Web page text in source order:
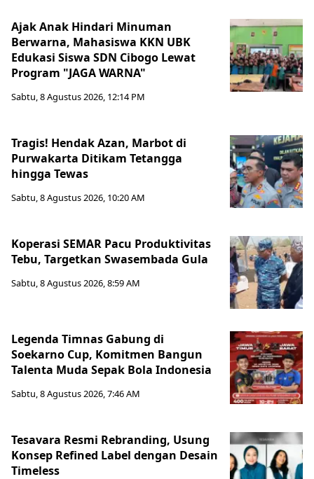
Ajak Anak Hindari Minuman
Berwarna, Mahasiswa KKN UBK
Edukasi Siswa SDN Cibogo Lewat
Program "JAGA WARNA"
Sabtu, 8 Agustus 2026, 12:14 PM
Tragis! Hendak Azan, Marbot di
Purwakarta Ditikam Tetangga
hingga Tewas
Sabtu, 8 Agustus 2026, 10:20 AM
Koperasi SEMAR Pacu Produktivitas
Tebu, Targetkan Swasembada Gula
Sabtu, 8 Agustus 2026, 8:59 AM
Legenda Timnas Gabung di
Soekarno Cup, Komitmen Bangun
Talenta Muda Sepak Bola Indonesia
Sabtu, 8 Agustus 2026, 7:46 AM
Tesavara Resmi Rebranding, Usung
Konsep Refined Label dengan Desain
Timeless